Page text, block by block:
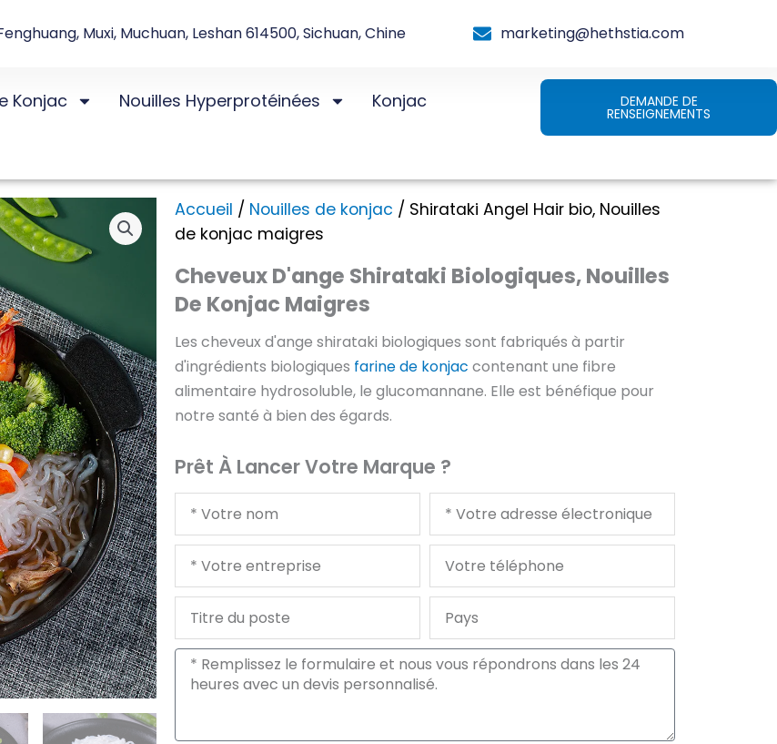
Muxi, Muchuan, Leshan 614500, Sichuan, Chine marketing@hethstia.com
Konjac Nouilles Hyperprotéinées
Konjac
DEMANDE DE
RENSEIGNEMENTS
Accueil / Nouilles de konjac / Shirataki Angel Hair bio, Nouilles
de konjac maigres
Cheveux D'ange Shirataki Biologiques, Nouilles
De Konjac Maigres
Les cheveux d'ange shirataki biologiques sont fabriqués à partir
d'ingrédients biologiques farine de konjac contenant une fibre
alimentaire hydrosoluble, le glucomannane. Elle est bénéfique pour
notre santé à bien des égards.
Prêt À Lancer Votre Marque ?
Votre
Votre
Votre
Votre
Titre
poste
Pays
Message